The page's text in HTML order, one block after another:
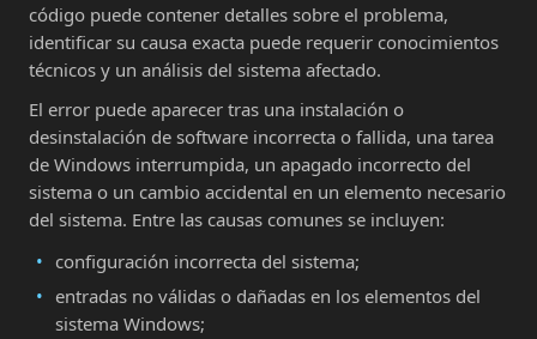
código puede contener detalles sobre el problema,
identificar su causa exacta puede requerir conocimientos
técnicos y un análisis del sistema afectado.
El error puede aparecer tras una instalación o
desinstalación de software incorrecta o fallida, una tarea
de Windows interrumpida, un apagado incorrecto del
sistema o un cambio accidental en un elemento necesario
del sistema. Entre las causas comunes se incluyen:
configuración incorrecta del sistema;
entradas no válidas o dañadas en los elementos del
sistema Windows;